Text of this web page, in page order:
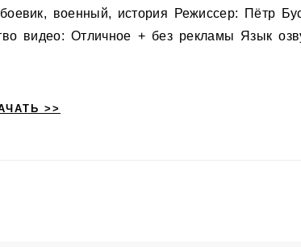
военный, история Режиссер: Пётр
видео: Отличное + без рекламы Язык
>>